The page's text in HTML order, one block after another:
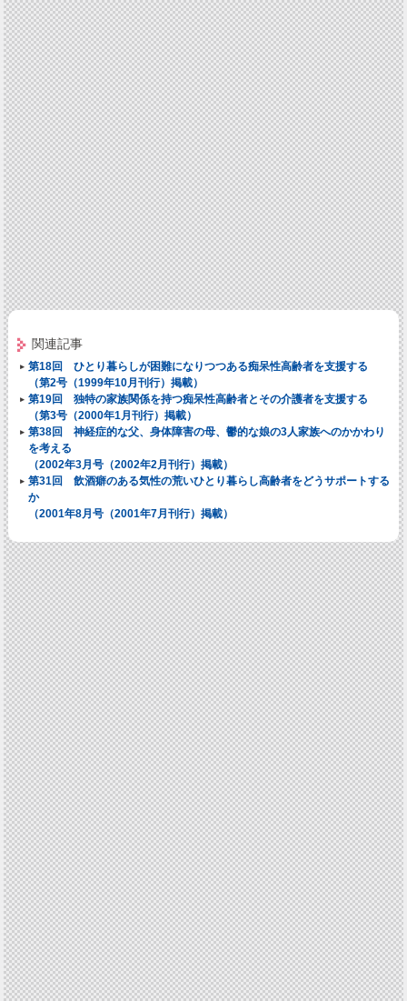
関連記事
第18回 ひとり暮らしが困難になりつつある痴呆性高齢者を支援する
（第2号（1999年10月刊行）掲載）
第19回 独特の家族関係を持つ痴呆性高齢者とその介護者を支援する
（第3号（2000年1月刊行）掲載）
第38回 神経症的な父、身体障害の母、鬱的な娘の3人家族へのかかわり
を考える
（2002年3月号（2002年2月刊行）掲載）
第31回 飲酒癖のある気性の荒いひとり暮らし高齢者をどうサポートする
か
（2001年8月号（2001年7月刊行）掲載）